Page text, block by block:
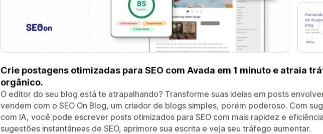
Crie postagens otimizadas para SEO com Avada em 1 minuto e atraia
orgânico.
O editor do seu blog está te atrapalhando? Transforme suas ideias em posts
vendem com o SEO On Blog, um criador de blogs simples, porém poderoso. Com
com IA, você pode escrever posts otimizados para SEO com mais rapidez e
sugestões instantâneas de SEO, aprimore sua escrita e veja seu tráfego aumentar.